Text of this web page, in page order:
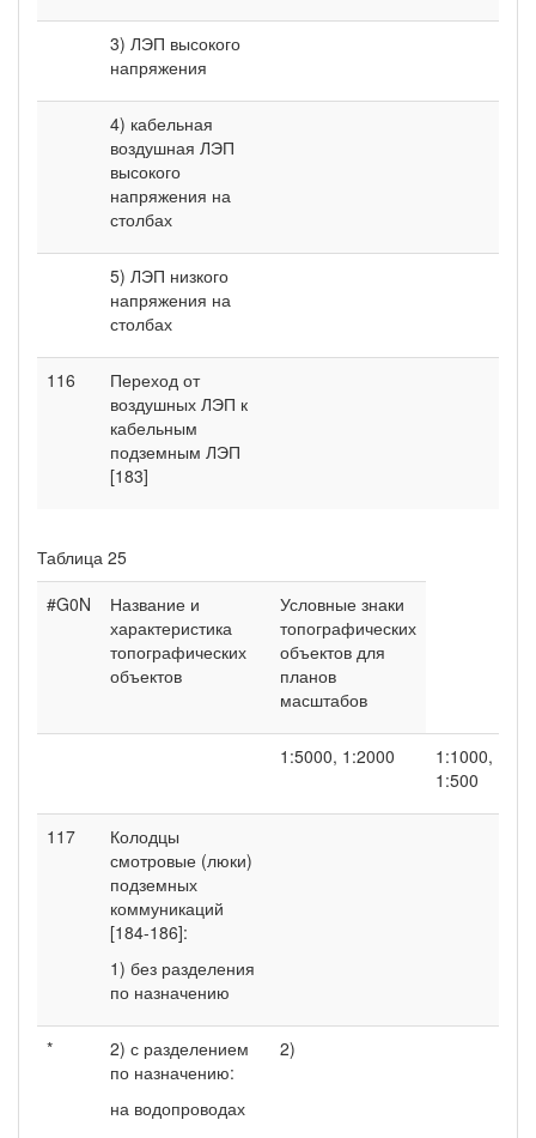
3) ЛЭП высокого
напряжения
4) кабельная
воздушная ЛЭП
высокого
напряжения на
столбах
5) ЛЭП низкого
напряжения на
столбах
116
Переход от
воздушных ЛЭП к
кабельным
подземным ЛЭП
[183]
Таблица 25
#G0N
Название и
характеристика
топографических
объектов
Условные знаки
топографических
объектов для
планов
масштабов
1:5000, 1:2000
1:1000,
1:500
117
Колодцы
смотровые (люки)
подземных
коммуникаций
[184-186]:
1) без разделения
по назначению
*
2) с разделением
по назначению:
на водопроводах
2)